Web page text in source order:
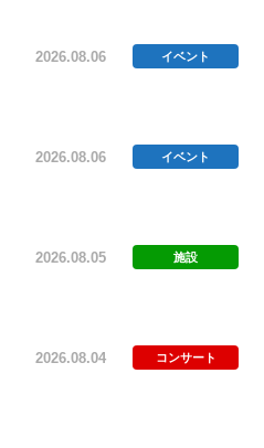
全体 マップ
2026.08.06 イベント
2026.08.06 イベント
2026.08.05 施設
2026.08.04 コンサート